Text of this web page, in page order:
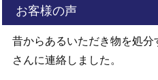
お客様の声
昔からあるいただき物を処
さんに連絡しました。